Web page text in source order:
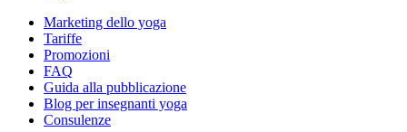
Marketing dello yoga
Tariffe
Promozioni
FAQ
Guida alla pubblicazione
Blog per insegnanti yoga
Consulenze